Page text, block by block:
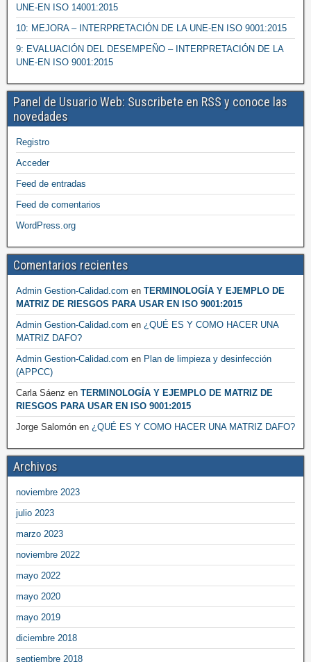
UNE-EN ISO 14001:2015
10: MEJORA – INTERPRETACIÓN DE LA UNE-EN ISO 9001:2015
9: EVALUACIÓN DEL DESEMPEÑO – INTERPRETACIÓN DE LA
UNE-EN ISO 9001:2015
Panel de Usuario Web: Suscribete en RSS y conoce las
novedades
Registro
Acceder
Feed de entradas
Feed de comentarios
WordPress.org
Comentarios recientes
Admin Gestion-Calidad.com en TERMINOLOGÍA Y EJEMPLO DE
MATRIZ DE RIESGOS PARA USAR EN ISO 9001:2015
Admin Gestion-Calidad.com en ¿QUÉ ES Y COMO HACER UNA
MATRIZ DAFO?
Admin Gestion-Calidad.com en Plan de limpieza y desinfección
(APPCC)
Carla Sáenz en TERMINOLOGÍA Y EJEMPLO DE MATRIZ DE
RIESGOS PARA USAR EN ISO 9001:2015
Jorge Salomón en ¿QUÉ ES Y COMO HACER UNA MATRIZ DAFO?
Archivos
noviembre 2023
julio 2023
marzo 2023
noviembre 2022
mayo 2022
mayo 2020
mayo 2019
diciembre 2018
septiembre 2018